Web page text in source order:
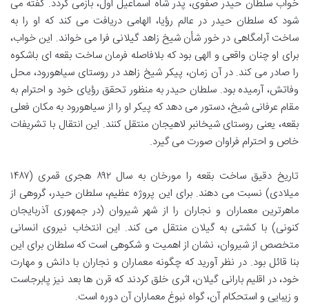
خواب سلطان حیدر صفوی، پدر شاه اسماعیل اول، بازمی گردد. گفته می
شود که سلطان حیدر در عالم رؤیا، الهامی دریافت می کند که او را به
ساخت آرامگاهی در خور شأن شیخ زاهد گیلانی فرا می خواند. این خواب،
برای او چنان واقعی و الهی بود که بلافاصله فرمان ساخت بقعه ای باشکوه
را صادر می کند. در آن زمان، پیکر شیخ زاهد در روستای سیاهورود، محل
وفاتش، آرمیده بود. سلطان حیدر به منظور تحقق رؤیای خود و احترام به
مقام عرفانی شیخ، دستور می دهد که پیکر او را از سیاهورود به مکان فعلی
بقعه، یعنی روستای شیخانبر لاهیجان منتقل کنند. این انتقال با تشریفات
خاص و احترام فراوان صورت می گیرد.
تاریخ دقیق ساخت بقعه را مورخان به سال ۸۹۲ هجری قمری (۱۴۸۷
میلادی) نسبت می دهند. برای این پروژه عظیم، سلطان حیدر، گروهی از
ماهرترین معماران و نجاران را از شهر شیروان (در جمهوری آذربایجان
کنونی) با کشتی به گیلان منتقل می کند. این انتخاب نیروی انسانی
متخصص از شیروان، نشان از اهمیت و شکوهی است که سلطان برای این
بنا قائل بود. در نظر آورید که چگونه معماران و نجاران با دانش و مهارت
خود، در اقلیم بارانی گیلان، اثری خلق کردند که قرن ها بعد نیز پابرجاست
و زیبایی و استحکام آن، گواه نبوغ معماران آن دوره است.